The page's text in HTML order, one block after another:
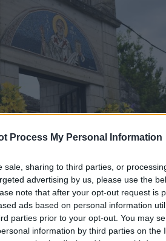
Process My Personal Information
sale, sharing to third parties, or
advertising by us, please use the
note that after your opt-out request is
ads based on personal information
parties prior to your opt-out. You may
information by third parties on the